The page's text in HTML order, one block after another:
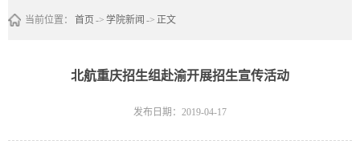
当前位置： 首页 -> 学院新闻 -> 正文
北航重庆招生组赴渝开展招生宣传活动
发布日期：2019-04-17